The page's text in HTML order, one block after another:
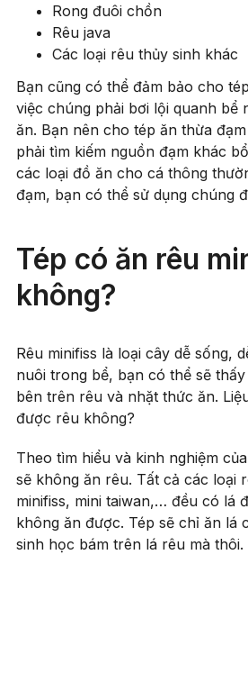
Rong đuôi chồn
Rêu java
Các loại rêu thủy sinh khác
Bạn cũng có thể đảm bảo cho
việc chúng phải bơi lội quanh bể
ăn. Bạn nên cho tép ăn thừa
phải tìm kiếm nguồn đạm khác
các loại đồ ăn cho cá thông
đạm, bạn có thể sử dụng chúng
Tép có ăn rêu
không?
Rêu minifiss là loại cây dễ sống,
nuôi trong bể, bạn có thể sẽ
bên trên rêu và nhặt thức ăn.
được rêu không?
Theo tìm hiểu và kinh nghiệm
sẽ không ăn rêu. Tất cả các loại
minifiss, mini taiwan,… đều có lá
không ăn được. Tép sẽ chỉ ăn lá
sinh học bám trên lá rêu mà thôi.